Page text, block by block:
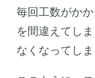
毎回工数がか
を間違えてし
なくなってし